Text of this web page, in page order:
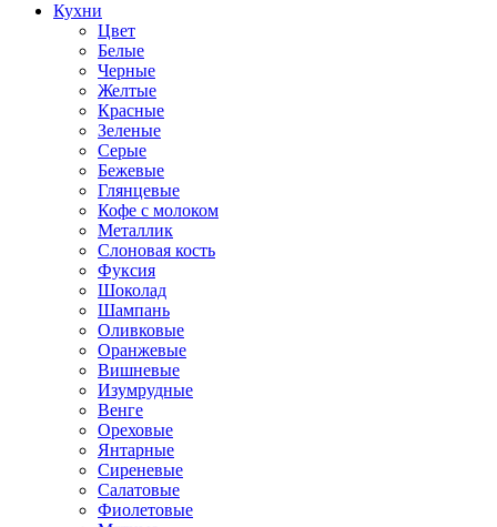
Кухни
Цвет
Белые
Черные
Желтые
Красные
Зеленые
Серые
Бежевые
Глянцевые
Кофе с молоком
Металлик
Слоновая кость
Фуксия
Шоколад
Шампань
Оливковые
Оранжевые
Вишневые
Изумрудные
Венге
Ореховые
Янтарные
Сиреневые
Салатовые
Фиолетовые